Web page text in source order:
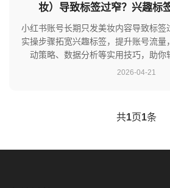
妆）导致标签过窄？兴趣标
小红书账号长期只发美妆内容导致标签
实操步骤拓宽兴趣标签，提升账号流量
动策略、数据分析等实用技巧，助你
2026-04-21
共1页1条